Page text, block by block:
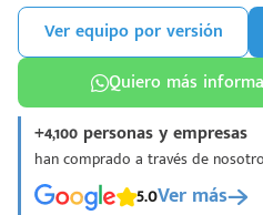
Ver equipo por versión
Quiero más
+4,100 personas y empresas
han comprado a través de
5.0Ver más